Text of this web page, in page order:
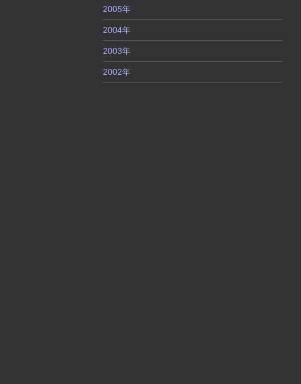
2005年
2004年
2003年
2002年